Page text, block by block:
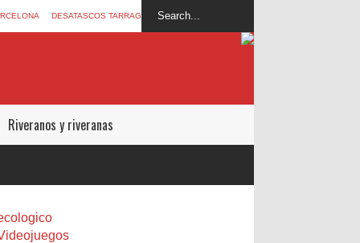
DESATASCOS TARRAGONA
Riveranos y riveranas